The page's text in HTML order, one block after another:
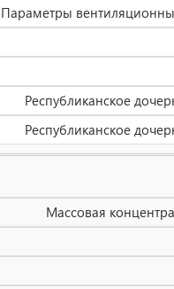
Параметры
Республиканское
Республиканское
Массовая